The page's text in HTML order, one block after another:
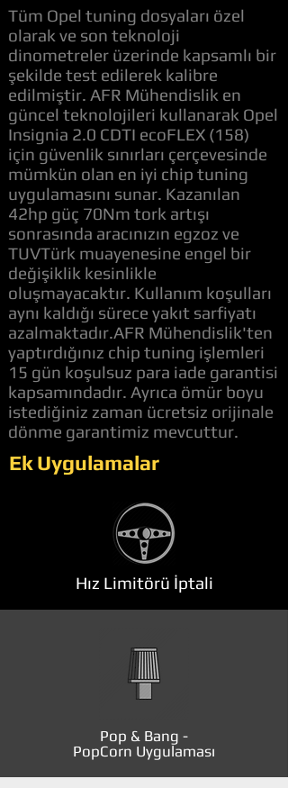
Tüm Opel tuning dosyaları özel
olarak ve son teknoloji
dinometreler üzerinde kapsamlı bir
şekilde test edilerek kalibre
edilmiştir. AFR Mühendislik en
güncel teknolojileri kullanarak Opel
Insignia 2.0 CDTI ecoFLEX (158)
için güvenlik sınırları çerçevesinde
mümkün olan en iyi chip tuning
uygulamasını sunar. Kazanılan
42hp güç 70Nm tork artışı
sonrasında aracınızın egzoz ve
TUVTürk muayenesine engel bir
değişiklik kesinlikle
oluşmayacaktır. Kullanım koşulları
aynı kaldığı sürece yakıt sarfiyatı
azalmaktadır.AFR Mühendislik'ten
yaptırdığınız chip tuning işlemleri
15 gün koşulsuz para iade garantisi
kapsamındadır. Ayrıca ömür boyu
istediğiniz zaman ücretsiz orijinale
dönme garantimiz mevcuttur.
Ek Uygulamalar
Hız Limitörü İptali
Pop & Bang -
PopCorn Uygulaması